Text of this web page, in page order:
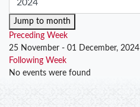
Jump to month
Preceding Week
25 November - 01 December, 2024
Following Week
No events were found